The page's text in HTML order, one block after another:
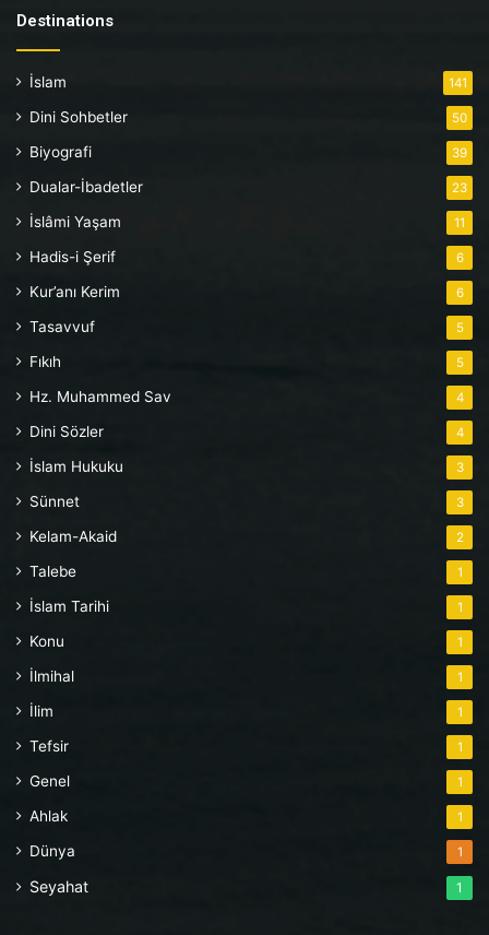
Destinations
İslam 141
Dini Sohbetler 50
Biyografi 39
Dualar-İbadetler 23
İslâmi Yaşam 11
Hadis-i Şerif 6
Kur’anı Kerim 6
Tasavvuf 5
Fıkıh 5
Hz. Muhammed Sav 4
Dini Sözler 4
İslam Hukuku 3
Sünnet 3
Kelam-Akaid 2
Talebe 1
İslam Tarihi 1
Konu 1
İlmihal 1
İlim 1
Tefsir 1
Genel 1
Ahlak 1
Dünya 1
Seyahat 1